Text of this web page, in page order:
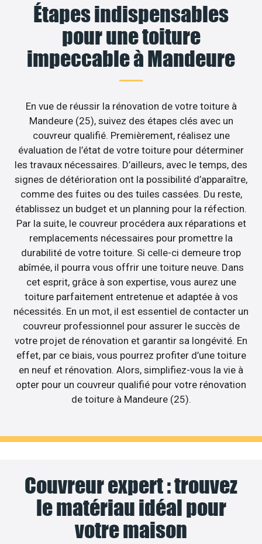
Étapes indispensables
pour une toiture
impeccable à Mandeure
En vue de réussir la rénovation de votre toiture à
Mandeure (25), suivez des étapes clés avec un
couvreur qualifié. Premièrement, réalisez une
évaluation de l’état de votre toiture pour déterminer
les travaux nécessaires. D’ailleurs, avec le temps, des
signes de détérioration ont la possibilité d’apparaître,
comme des fuites ou des tuiles cassées. Du reste,
établissez un budget et un planning pour la réfection.
Par la suite, le couvreur procédera aux réparations et
remplacements nécessaires pour promettre la
durabilité de votre toiture. Si celle-ci demeure trop
abîmée, il pourra vous offrir une toiture neuve. Dans
cet esprit, grâce à son expertise, vous aurez une
toiture parfaitement entretenue et adaptée à vos
nécessités. En un mot, il est essentiel de contacter un
couvreur professionnel pour assurer le succès de
votre projet de rénovation et garantir sa longévité. En
effet, par ce biais, vous pourrez profiter d’une toiture
en neuf et rénovation. Alors, simplifiez-vous la vie à
opter pour un couvreur qualifié pour votre rénovation
de toiture à Mandeure (25).
Couvreur expert : trouvez
le matériau idéal pour
votre maison